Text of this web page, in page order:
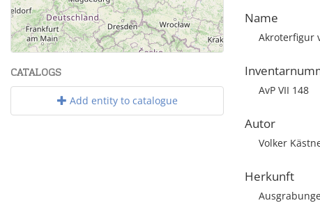
Leaflet| Maps and Data ©OpenStreetMap.
CATALOGS
Add entity to catalogue
Name
Akroterfigur
AvP VII 148
Autor
Volker
Herkunft